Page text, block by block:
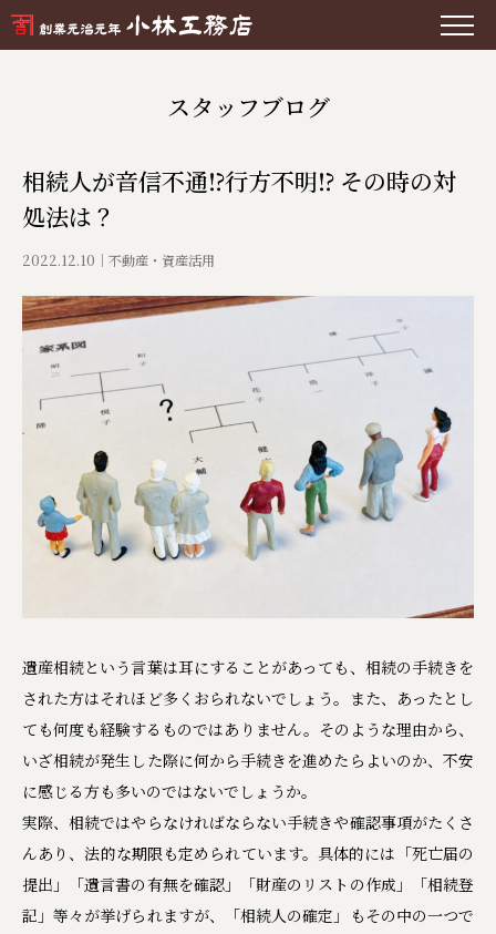
スタッフブログ
相続人が音信不通⁉行方不明⁉ その時の対
処法は？
2022.12.10 不動産・資産活用
遺産相続という言葉は耳にすることがあっても、相続の手続きを
された方はそれほど多くおられないでしょう。また、あったとし
ても何度も経験するものではありません。そのような理由から、
いざ相続が発生した際に何から手続きを進めたらよいのか、不安
に感じる方も多いのではないでしょうか。
実際、相続ではやらなければならない手続きや確認事項がたくさ
んあり、法的な期限も定められています。具体的には「死亡届の
提出」「遺言書の有無を確認」「財産のリストの作成」「相続登
記」等々が挙げられますが、「相続人の確定」もその中の一つで